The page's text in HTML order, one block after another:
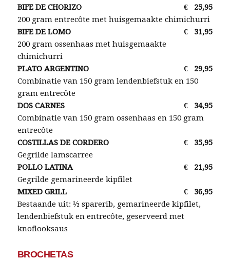
BIFE DE CHORIZO
€
25,95
200 gram entrecôte met huisgemaakte chimichurri
BIFE DE LOMO
€
31,95
200 gram ossenhaas met huisgemaakte
chimichurri
PLATO ARGENTINO
€
29,95
Combinatie van 150 gram lendenbiefstuk en 150
gram entrecôte
DOS CARNES
€
34,95
Combinatie van 150 gram ossenhaas en 150 gram
entrecôte
COSTILLAS DE CORDERO
€
35,95
Gegrilde lamscarree
POLLO LATINA
€
21,95
Gegrilde gemarineerde kipfilet
MIXED GRILL
€
36,95
Bestaande uit: ½ sparerib, gemarineerde kipfilet,
lendenbiefstuk en entrecôte, geserveerd met
knoflooksaus
BROCHETAS